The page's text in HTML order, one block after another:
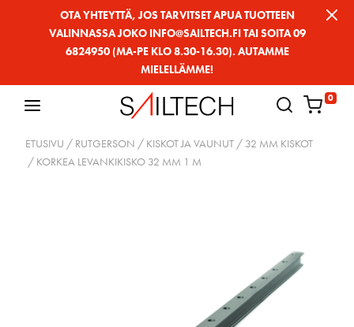
OTA YHTEYTTÄ, JOS TARVITSET APUA TUOTTEEN
VALINNASSA JOKO INFO@SAILTECH.FI TAI SOITA 09
6824950 (MA-PE KLO 8.30-16.30). AUTAMME
MIELELLÄMME!
0
ETUSIVU / RUTGERSON / KISKOT JA VAUNUT / 32 MM KISKOT
/ KORKEA LEVANKIKISKO 32 MM 1 M